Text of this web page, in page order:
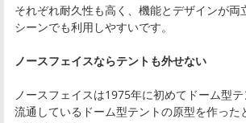
それぞれ耐久性も高く、機能とデザインが両
シーンでも利用しやすいです。
ノースフェイスならテントも外せない
ノースフェイスは1975年に初めてドーム型
流通しているドーム型テントの原型を作った